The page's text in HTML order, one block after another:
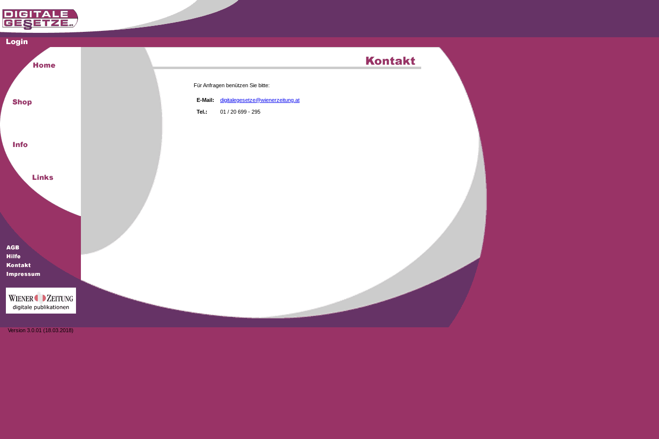
Version 3.0.01 (18.03.2018)
Für Anfragen benützen Sie bitte:
E-Mail:
digitalegesetze@wienerzeitung.at
Tel.:
01 / 20 699 - 295